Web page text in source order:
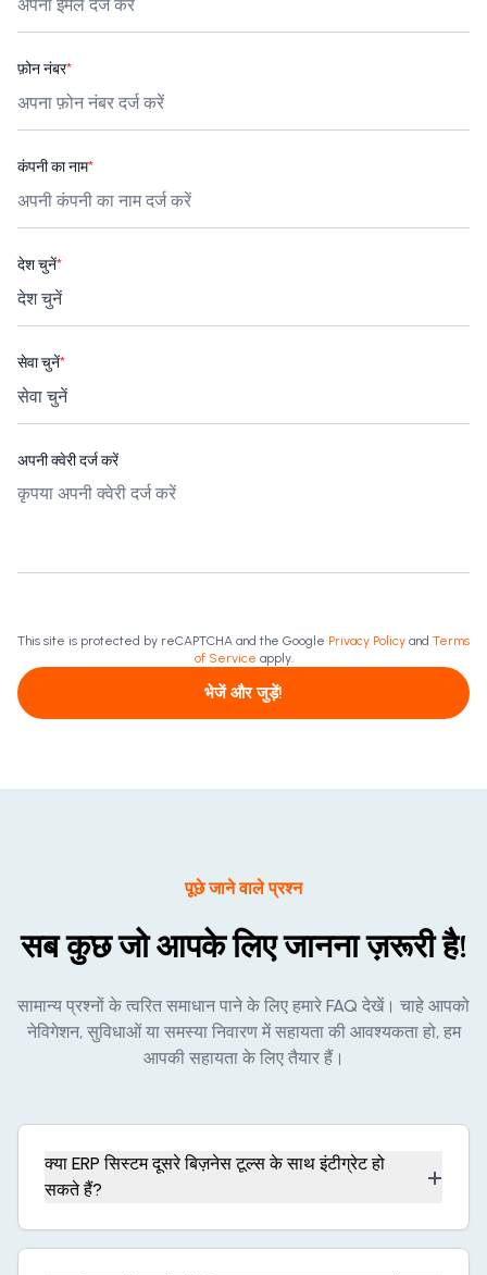
फ़ोन नंबर*
कंपनी का नाम*
देश चुनें*
सेवा चुनें*
अपनी क्वेरी दर्ज करें
This site is protected by reCAPTCHA and the Google Privacy Policy and Terms
of Service apply.
भेजें और जुड़ें!
पूछे जाने वाले प्रश्न
सब कुछ जो आपके लिए जानना ज़रूरी है!
सामान्य प्रश्नों के त्वरित समाधान पाने के लिए हमारे FAQ देखें। चाहे आपको
नेविगेशन, सुविधाओं या समस्या निवारण में सहायता की आवश्यकता हो, हम
आपकी सहायता के लिए तैयार हैं।
क्या ERP सिस्टम दूसरे बिज़नेस टूल्स के साथ इंटीग्रेट हो
सकते हैं?
+